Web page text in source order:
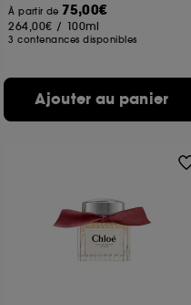
À partir de 75,00€
264,00€ / 100ml
3 contenances disponibles
Ajouter au panier